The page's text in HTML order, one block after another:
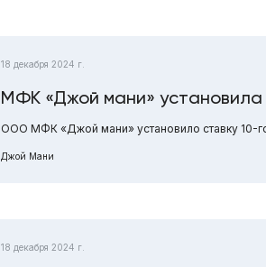
18 декабря 2024 г.
МФК «Джой мани» установила
ООО МФК «Джой мани» установило ставку 10-
Джой Мани
18 декабря 2024 г.